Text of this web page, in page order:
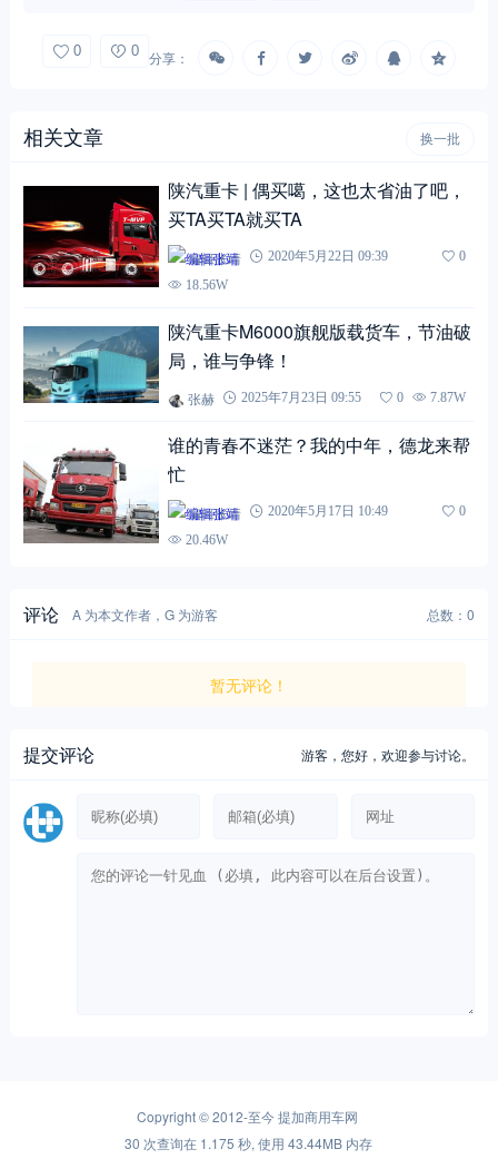
0 0 分享：
相关文章 换一批
陕汽重卡 | 偶买噶，这也太省油了吧，
买TA买TA就买TA
编辑张靖 2020年5月22日 09:39
0
18.56W
陕汽重卡M6000旗舰版载货车，节油破
局，谁与争锋！
张赫 2025年7月23日 09:55 0 7.87W
谁的青春不迷茫？我的中年，德龙来帮
忙
编辑张靖 2020年5月17日 10:49
0
20.46W
评论 A 为本文作者，G 为游客 总数：0
暂无评论！
提交评论 游客，您好，欢迎参与讨论。
Copyright © 2012-至今提加商用车网
30 次查询在 1.175 秒, 使用 43.44MB 内存